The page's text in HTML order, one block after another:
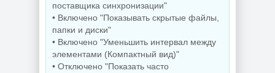
Windows 11 25H2
Build 26200.8655
by Sergei Strelec
2019 x64 WPI by
AG 07.2026
поставщика синхронизации"
• Включено "Показывать скрытые файлы,
папки и диски"
• Включено "Уменьшить интервал между
элементами (Компактный вид)"
• Отключено "Показать часто